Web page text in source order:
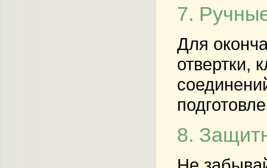
7.
Для
отвертки,
8.